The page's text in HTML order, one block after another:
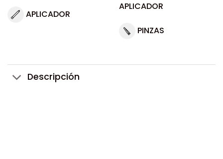
APLICADOR
APLICADOR
PINZAS
Descripción